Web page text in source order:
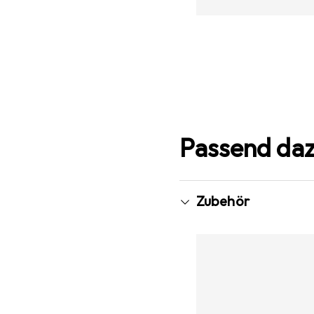
Passend
Zubehör